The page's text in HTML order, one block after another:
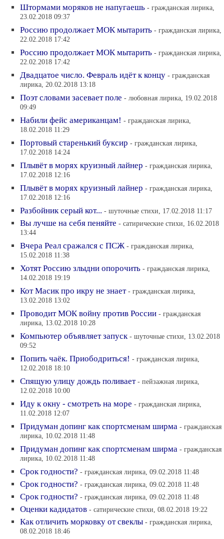
Штормами моряков не напугаешь - гражданская лирика,
23.02.2018 09:37
Россию продолжает МОК мытарить - гражданская лирика,
22.02.2018 17:42
Россию продолжает МОК мытарить - гражданская лирика,
22.02.2018 17:42
Двадцатое число. Февраль идёт к концу - гражданская
лирика, 20.02.2018 13:18
Поэт словами засевает поле - любовная лирика, 19.02.2018
09:49
Набили фейс американцам! - гражданская лирика,
18.02.2018 11:29
Портовый старенький буксир - гражданская лирика,
17.02.2018 14:24
Плывёт в морях круизный лайнер - гражданская лирика,
17.02.2018 12:16
Плывёт в морях круизный лайнер - гражданская лирика,
17.02.2018 12:16
Разбойник серый кот... - шуточные стихи, 17.02.2018 11:17
Вы лучше на себя пеняйте - сатирические стихи, 16.02.2018
13:44
Вчера Реал сражался с ПСЖ - гражданская лирика,
15.02.2018 11:38
Хотят Россию злыдни опорочить - гражданская лирика,
14.02.2018 19:19
Кот Масик про икру не знает - гражданская лирика,
13.02.2018 13:02
Проводит МОК войну против России - гражданская
лирика, 13.02.2018 10:28
Компьютер объявляет запуск - шуточные стихи, 13.02.2018
09:52
Попить чаёк. Приободриться! - гражданская лирика,
12.02.2018 18:10
Спящую улицу дождь поливает - пейзажная лирика,
12.02.2018 10:00
Иду к окну - смотреть на море - гражданская лирика,
11.02.2018 12:07
Придуман допинг как спортсменам ширма - гражданская
лирика, 10.02.2018 11:48
Придуман допинг как спортсменам ширма - гражданская
лирика, 10.02.2018 11:48
Срок годности? - гражданская лирика, 09.02.2018 11:48
Срок годности? - гражданская лирика, 09.02.2018 11:48
Срок годности? - гражданская лирика, 09.02.2018 11:48
Оценки кадидатов - сатирические стихи, 08.02.2018 19:22
Как отличить морковку от свеклы - гражданская лирика,
08.02.2018 18:46